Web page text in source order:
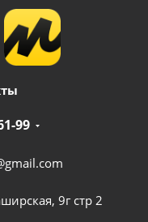
99
9г стр 2